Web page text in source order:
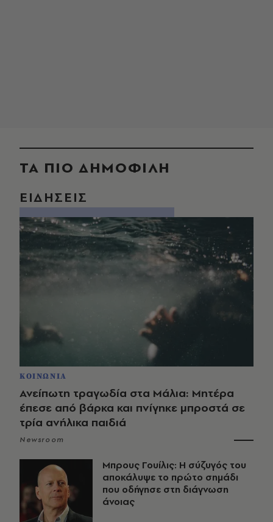
ΤΑ ΠΙΟ ΔΗΜΟΦΙΛΗ
ΕΙΔΗΣΕΙΣ
ΚΟΙΝΩΝΙΑ
Ανείπωτη τραγωδία στα Μάλια: Μητέρα
έπεσε από βάρκα και πνίγηκε μπροστά σε
τρία ανήλικα παιδιά
Newsroom
Μπρους Γουίλις: Η σύζυγός του
αποκάλυψε το πρώτο σημάδι
που οδήγησε στη διάγνωση
άνοιας